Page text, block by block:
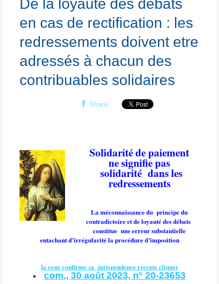
De la loyauté des débats
en cas de rectification : les
redressements doivent etre
adressés à chacun des
contribuables solidaires
Share
Solidarité de paiement
ne signifie pas
solidarité dans les
redressements
La méconnaissance du principe du
contradictoire et de loyauté des débats
constitue une erreur substantielle
entachant d’irrégularité la procédure d’imposition
la cour confirme sa jurisprudence récente cliquer
com., 30 août 2023, n° 20-23653